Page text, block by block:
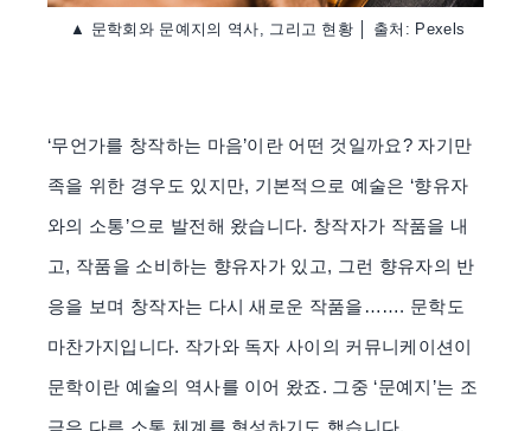
▲ 문학회와 문예지의 역사, 그리고 현황 │ 출처: Pexels
‘무언가를 창작하는 마음’이란 어떤 것일까요? 자기만
족을 위한 경우도 있지만, 기본적으로 예술은 ‘향유자
와의 소통’으로 발전해 왔습니다. 창작자가 작품을 내
고, 작품을 소비하는 향유자가 있고, 그런 향유자의 반
응을 보며 창작자는 다시 새로운 작품을……. 문학도
마찬가지입니다. 작가와 독자 사이의 커뮤니케이션이
문학이란 예술의 역사를 이어 왔죠. 그중 ‘문예지’는 조